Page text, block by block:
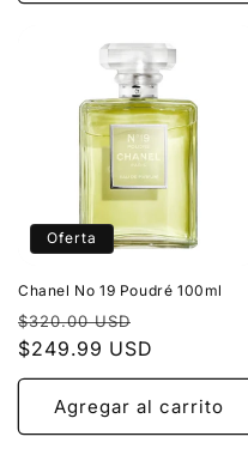
Oferta
Chanel No 19 Poudré 100ml
Precio
habitual
$320.00 USD
de
oferta
$249.99 USD
Agregar al carrito